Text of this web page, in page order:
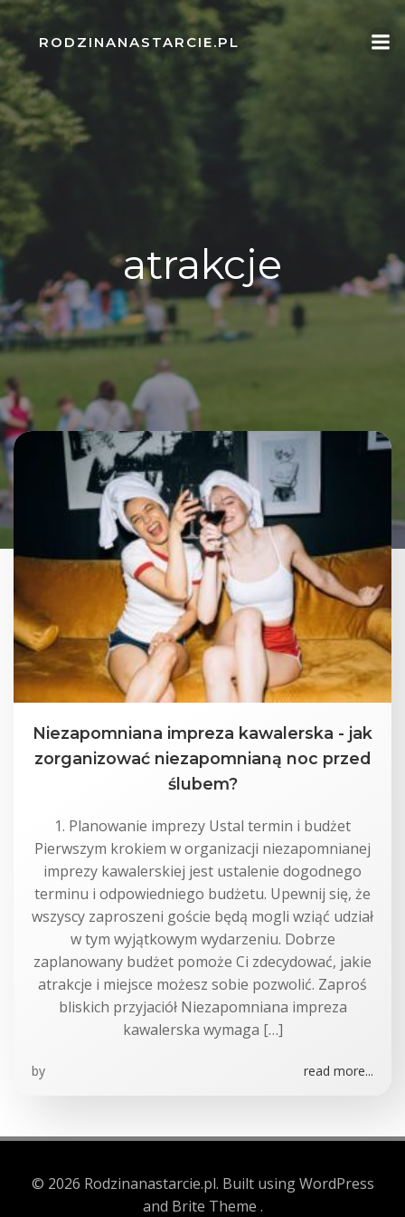
Skip
to
content
RODZINANASTARCIE.PL
atrakcje
Niezapomniana impreza kawalerska - jak
zorganizować niezapomnianą noc przed
ślubem?
1. Planowanie imprezy Ustal termin i budżet
Pierwszym krokiem w organizacji niezapomnianej
imprezy kawalerskiej jest ustalenie dogodnego
terminu i odpowiedniego budżetu. Upewnij się, że
wszyscy zaproszeni goście będą mogli wziąć udział
w tym wyjątkowym wydarzeniu. Dobrze
zaplanowany budżet pomoże Ci zdecydować, jakie
atrakcje i miejsce możesz sobie pozwolić. Zaproś
bliskich przyjaciół Niezapomniana impreza
kawalerska wymaga […]
by read more...
© 2026 Rodzinanastarcie.pl. Built using WordPress
and Brite Theme .